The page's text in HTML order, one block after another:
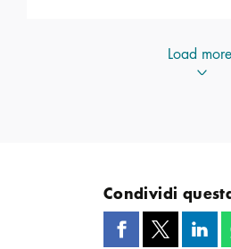
Load more
Condividi